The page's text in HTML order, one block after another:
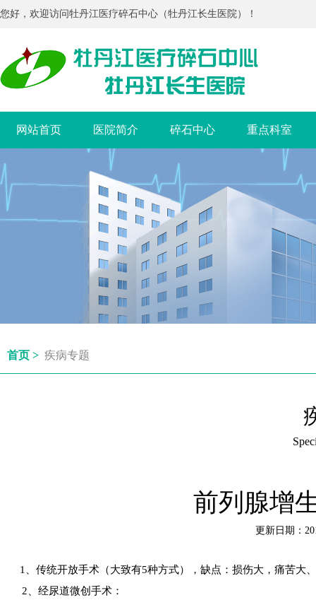
您好，欢迎访问牡丹江医疗碎石中心（牡丹江长生医院）！
网站首页 医院简介 碎石中心 重点科室
首页 > 疾病专题
前列腺增
更新日期：
1、传统开放手术（大致有5种方式），缺点：损伤大，痛苦大
2、经尿道微创手术：